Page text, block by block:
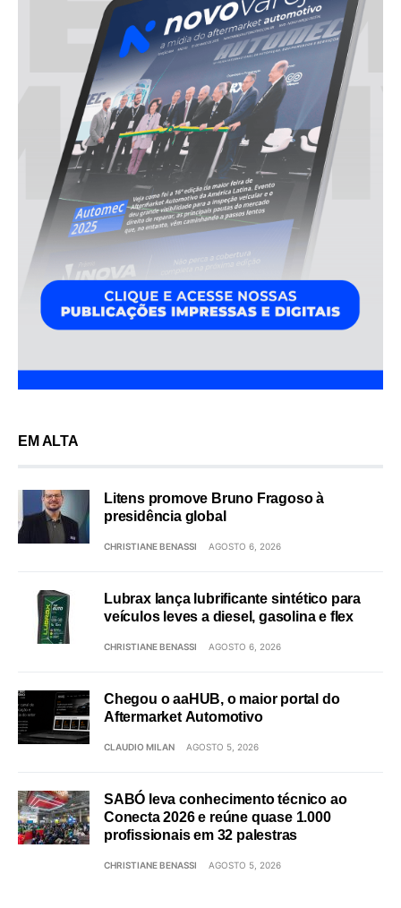
EM ALTA
Litens promove Bruno Fragoso à
presidência global
CHRISTIANE BENASSI AGOSTO 6, 2026
Lubrax lança lubrificante sintético para
veículos leves a diesel, gasolina e flex
CHRISTIANE BENASSI AGOSTO 6, 2026
Chegou o aaHUB, o maior portal do
Aftermarket Automotivo
CLAUDIO MILAN AGOSTO 5, 2026
SABÓ leva conhecimento técnico ao
Conecta 2026 e reúne quase 1.000
profissionais em 32 palestras
CHRISTIANE BENASSI AGOSTO 5, 2026